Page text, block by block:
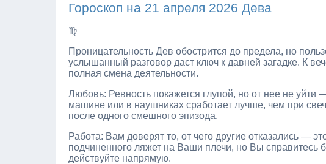
Гороскоп на 21 апреля 2026 Дева
♍
Проницательность Дев обострится до предела, но
услышанный разговор даст ключ к давней загадке. К
полная смена деятельности.
Любовь: Ревность покажется глупой, но от нее не уйти
машине или в наушниках сработает лучше, чем при
после одного смешного эпизода.
Работа: Вам доверят то, от чего другие отказались —
подчиненного ляжет на Ваши плечи, но Вы справитесь
действуйте напрямую.